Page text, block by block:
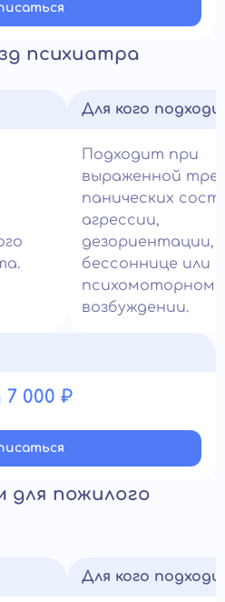
психиатра
Для кого
Подходит при
выраженной
панических
агрессии,
дезориентации,
бессоннице или
психомоторном
возбуждении.
000 ₽
для пожилого
Для кого